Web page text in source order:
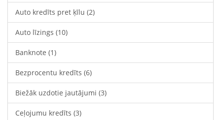
Auto kredīts pret ķīlu (2)
Auto līzings (10)
Banknote (1)
Bezprocentu kredīts (6)
Biežāk uzdotie jautājumi (3)
Ceļojumu kredīts (3)